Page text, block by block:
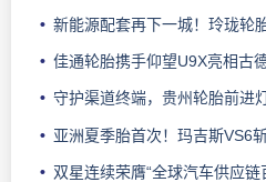
新能源配套再下一城！玲珑轮
佳通轮胎携手仰望U9X亮相古德
守护渠道终端，贵州轮胎前进灯
亚洲夏季胎首次！玛吉斯VS6
双星连续荣膺“全球汽车供应链